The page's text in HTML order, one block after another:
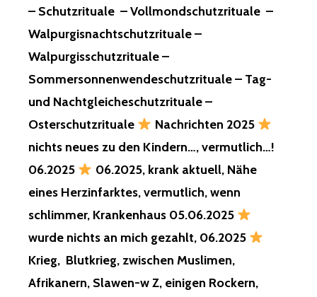
YOUR
REMAIN
MAGICAL,
MAGICAL,
EVEN
THE
GODS
RECOGNIZE
– Schutzrituale – Vollmondschutzrituale –
Walpurgisnachtschutzrituale –
Walpurgisschutzrituale –
Sommersonnenwendeschutzrituale – Tag-
und Nachtgleicheschutzrituale –
Osterschutzrituale
Nachrichten 2025
nichts neues zu den Kindern…, vermutlich…!
06.2025
06.2025, krank aktuell, Nähe
eines Herzinfarktes, vermutlich, wenn
schlimmer, Krankenhaus 05.06.2025
wurde nichts an mich gezahlt, 06.2025
Krieg, Blutkrieg, zwischen Muslimen,
Afrikanern, Slawen-w Z, einigen Rockern,